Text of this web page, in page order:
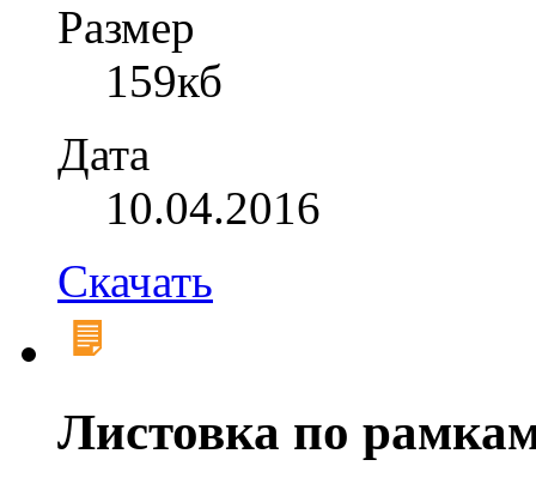
Размер
159кб
Дата
10.04.2016
Скачать
Листовка по